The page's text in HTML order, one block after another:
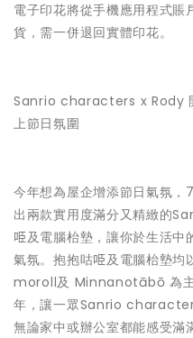
電子印花將從手機應用程式賬
貨，需一併退回實體印花。
Sanrio characters x Rody
上節日氛圍
今年想為屋企增添節日氣氛
出兩款實用度滿分又精緻的
𠱸及電腦枱墊，讓你於生活中
氣氛。抱抱咕𠱸及電腦枱墊
moroll及 Minnanotābō 為主
年，讓一眾Sanrio
無論家中或辦公室都能感受滿